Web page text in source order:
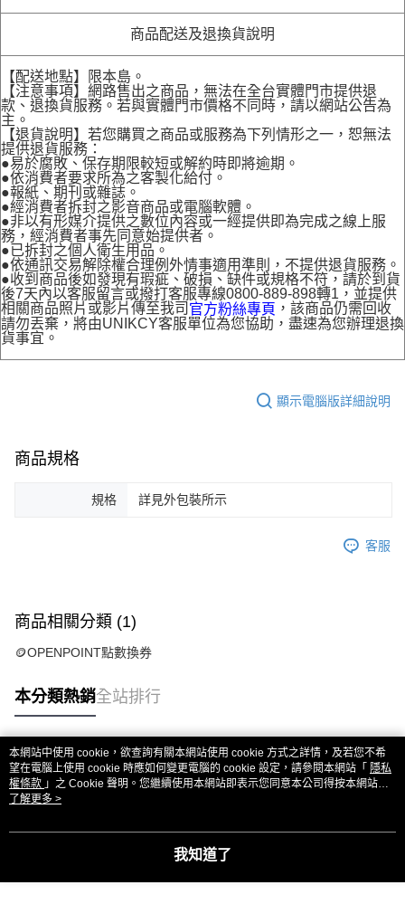
商品配送及退換貨說明
【配送地點】限本島。
【注意事項】網路售出之商品，無法在全台實體門市提供退
款、退換貨服務。若與實體門市價格不同時，請以網站公告為
主。
【退貨說明】若您購買之商品或服務為下列情形之一，恕無法
提供退貨服務：
●易於腐敗、保存期限較短或解約時即將逾期。
●依消費者要求所為之客製化給付。
●報紙、期刊或雜誌。
●經消費者拆封之影音商品或電腦軟體。
●非以有形媒介提供之數位內容或一經提供即為完成之線上服
務，經消費者事先同意始提供者。
●已拆封之個人衛生用品。
●依通訊交易解除權合理例外情事適用準則，不提供退貨服務。
●收到商品後如發現有瑕疵、破損、缺件或規格不符，請於到貨
後7天內以客服留言或撥打客服專線0800-889-898轉1，並提供
相關商品照片或影片傳至我司 官方粉絲專頁 ，該商品仍需回收
請勿丟棄，將由UNIKCY客服單位為您協助，盡速為您辦理退換
貨事宜。
顯示電腦版詳細說明
商品規格
規格 詳見外包裝所示
客服
商品相關分類 (1)
🪙OPENPOINT點數換券
本分類熱銷全站排行
熱門標籤
本網站中使用 cookie，欲查詢有關本網站使用 cookie 方式之詳情，及若您不希
望在電腦上使用 cookie 時應如何變更電腦的 cookie 設定，請參閱本網站「 隱私
權條款 」之 Cookie 聲明。您繼續使用本網站即表示您同意本公司得按本網站使
用條款之 Cookie 聲明使用 cookie。
了解更多 >
我知道了